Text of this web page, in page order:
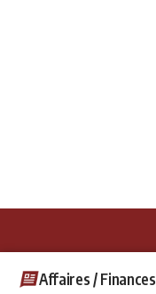
Affaires / Finances